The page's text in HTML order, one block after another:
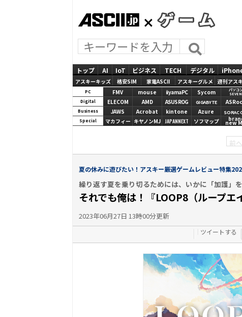
トップ AI IoT ビジネス TECH デジタル
アスキーキッズ 格安SIM 家電ASCII アスキーグルメ 週刊アス
PC FMV mouse iiyamaPC Sycom
パソコ
SEVEN
Digital ELECOM AMD ASUS ROG GIGABYTE
Business JAWS Acrobat kintone Azure
Special マカフィー キヤノンMJ JAPANNEXT ソフマップ new
前へ
夏の休みに遊びたい！アスキー厳選ゲームレビュー特集
繰り返す夏を乗り切るためには、いかに「加護」
それでも俺は！『LOOP8（ループ
2023年06月27日 13時00分更新
ツイートする